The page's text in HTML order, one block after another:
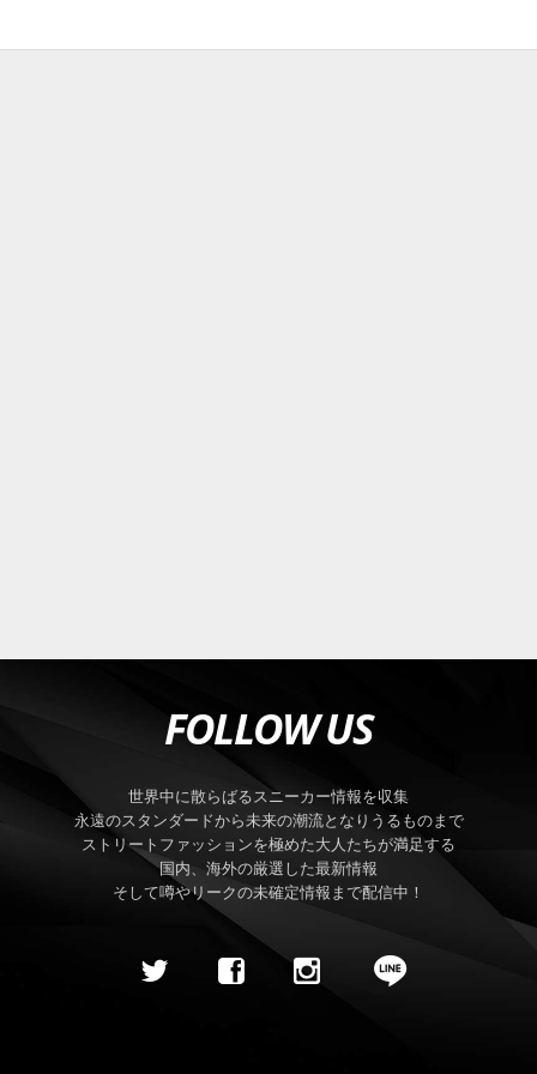
FOLLOW US
世界中に散らばるスニーカー情報を収集
永遠のスタンダードから未来の潮流となりうるものまで
ストリートファッションを極めた大人たちが満足する
国内、海外の厳選した最新情報
そして噂やリークの未確定情報まで配信中！